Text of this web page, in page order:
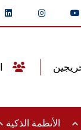
الأنظمة الذكية